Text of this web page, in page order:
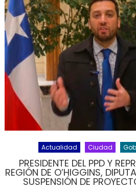
Actualidad Ciudad
PRESIDENTE DEL PPD Y
REGIÓN DE O’HIGGINS,
SUSPENSIÓN DE